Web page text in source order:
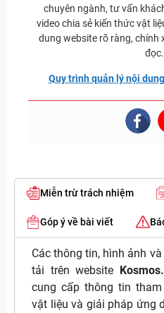
chuyên ngành, tư vấn
video chia sẻ kiến thức vật
dung website rõ ràng, chính
đọc.
Quy trình quản lý nội
Miễn trừ trách nhiệm
Góp ý về bài viết
Các thông tin, hình ảnh
tải trên website
cung cấp thông tin
vật liệu và giải pháp ứng